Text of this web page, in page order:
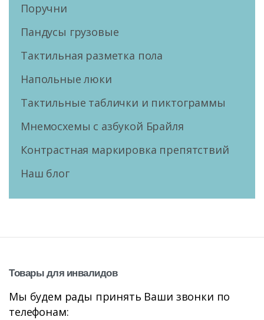
Поручни
Пандусы грузовые
Тактильная разметка пола
Напольные люки
Тактильные таблички и пиктограммы
Мнемосхемы с азбукой Брайля
Контрастная маркировка препятствий
Наш блог
Товарыдля инвалидов
Мы будем рады принять Ваши звонки по
телефонам: